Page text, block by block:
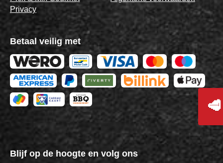
Privacy
Betaal veilig met
Blijf op de hoogte en volg ons
🥩